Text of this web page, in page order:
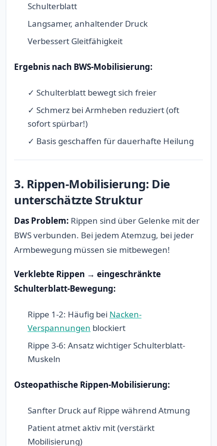
Schulterblatt
Langsamer, anhaltender Druck
Verbessert Gleitfähigkeit
Ergebnis nach BWS-Mobilisierung:
✓ Schulterblatt bewegt sich freier
✓ Schmerz bei Armheben reduziert (oft
sofort spürbar!)
✓ Basis geschaffen für dauerhafte Heilung
3. Rippen-Mobilisierung: Die
unterschätzte Struktur
Das Problem: Rippen sind über Gelenke mit der
BWS verbunden. Bei jedem Atemzug, bei jeder
Armbewegung müssen sie mitbewegen!
Verklebte Rippen → eingeschränkte
Schulterblatt-Bewegung:
Rippe 1-2: Häufig bei Nacken-
Verspannungen blockiert
Rippe 3-6: Ansatz wichtiger Schulterblatt-
Muskeln
Osteopathische Rippen-Mobilisierung:
Sanfter Druck auf Rippe während Atmung
Patient atmet aktiv mit (verstärkt
Mobilisierung)